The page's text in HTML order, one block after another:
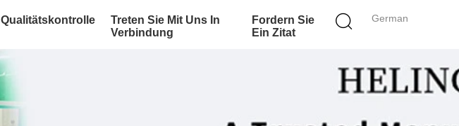
German
Qualitätskontrolle
Treten Sie Mit Uns In
Verbindung
Fordern Sie
Ein Zitat